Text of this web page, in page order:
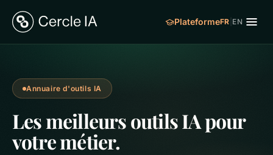
PlateformeFR EN
Annuaire d'outils IA
Les meilleurs outils IA pour
votre métier.